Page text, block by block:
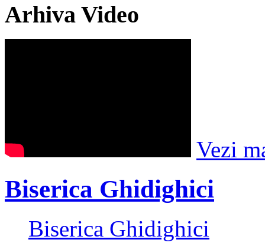
Arhiva Video
Vezi
Biserica Ghidighici
Biserica Ghidighici